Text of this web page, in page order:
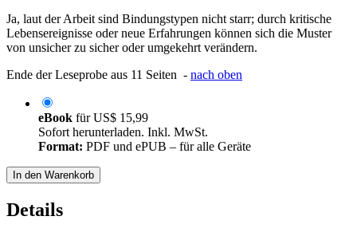
Ja, laut der Arbeit sind Bindungstypen nicht starr; durch kritische
Lebensereignisse oder neue Erfahrungen können sich die Muster
von unsicher zu sicher oder umgekehrt verändern.
Ende der Leseprobe aus 11 Seiten - nach oben
eBook fürUS$ 15,99
Sofort herunterladen. Inkl. MwSt.
Format: PDF und ePUB – für alle Geräte
In den Warenkorb
Details